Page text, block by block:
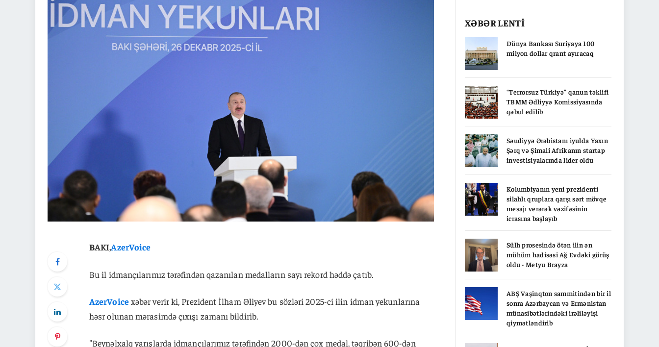
BAKI,AzerVoice
Bu il idmançılarımız tərəfindən qazanılan medalların sayı rekord həddə çatıb.
AzerVoicexəbər verir ki, Prezident İlham Əliyev bu sözləri 2025-ci ilin idman yekunlarına
həsr olunan mərasimdə çıxışı zamanı bildirib.
"Beynəlxalq yarışlarda idmançılarımız tərəfindən 2000-dən çox medal, təqribən 600-dən
XƏBƏR LENTİ
Dünya Bankası Suriyaya 100
milyon dollar qrant ayıracaq
“Terrorsuz Türkiyə” qanun təklifi
TBMM Ədliyyə Komissiyasında
qəbul edilib
Səudiyyə Ərəbistanı iyulda Yaxın
Şərq və Şimali Afrikanın startap
investisiyalarında lider oldu
Kolumbiyanın yeni prezidenti
silahlı qruplara qarşı sərt mövqe
mesajı verərək vəzifəsinin
icrasına başlayıb
Sülh prosesində ötən ilin ən
mühüm hadisəsi Ağ Evdəki görüş
oldu - Metyu Brayza
ABŞ Vaşinqton sammitindən bir il
sonra Azərbaycan və Ermənistan
münasibətlərindəki irəliləyişi
qiymətləndirib